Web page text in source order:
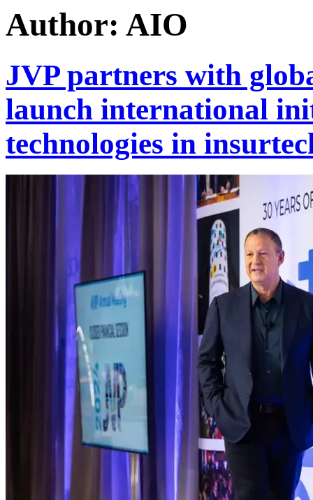
Author: AIO
JVP partners with
launch international
technologies in